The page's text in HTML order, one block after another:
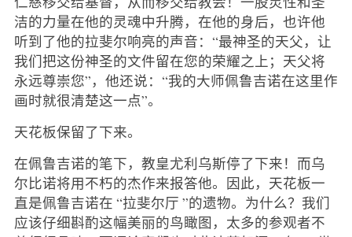
洁的力量在他的灵魂中升腾，在他的身后，也许他
听到了他的拉斐尔响亮的声音：“最神圣的天父，让
我们把这份神圣的文件留在您的荣耀之上；天父将
永远尊崇您”，他还说：“我的大师佩鲁吉诺在这里作
画时就很清楚这一点”。
天花板保留了下来。
在佩鲁吉诺的笔下，教皇尤利乌斯停了下来！而乌
尔比诺将用不朽的杰作来报答他。因此，天花板一
直是佩鲁吉诺在 “拉斐尔厅 ”的遗物。为什么？我们
应该仔细斟酌这幅美丽的鸟瞰图，太多的参观者不